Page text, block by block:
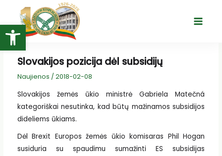
Open toolbar
turinio
Main
Slovakijos pozicija dėl subsidijų
Naujienos / 2018-02-08
Slovakijos žemės ūkio ministrė Gabriela Matečná
kategoriškai nesutinka, kad būtų mažinamos subsidijos
dideliems ūkiams.
Dėl Brexit Europos žemės ūkio komisaras Phil Hogan
susiduria su spaudimu sumažinti ES subsidijas